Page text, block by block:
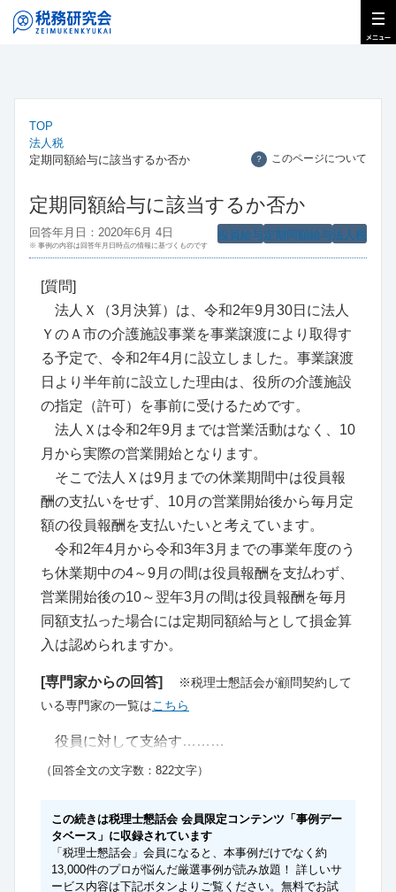
TOP
法人税
定期同額給与に該当するか否か
？ このページについて
定期同額給与に該当するか否か
法人税
定期同額給与
役員給与
回答年月日：2020年6月 4日
※ 事例の内容は回答年月日時点の情報に基づくものです
[質問]
法人Ｘ（3月決算）は、令和2年9月30日に法人
ＹのＡ市の介護施設事業を事業譲渡により取得す
る予定で、令和2年4月に設立しました。事業譲渡
日より半年前に設立した理由は、役所の介護施設
の指定（許可）を事前に受けるためです。
法人Ｘは令和2年9月までは営業活動はなく、10
月から実際の営業開始となります。
そこで法人Ｘは9月までの休業期間中は役員報
酬の支払いをせず、10月の営業開始後から毎月定
額の役員報酬を支払いたいと考えています。
令和2年4月から令和3年3月までの事業年度のう
ち休業期中の4～9月の間は役員報酬を支払わず、
営業開始後の10～翌年3月の間は役員報酬を毎月
同額支払った場合には定期同額給与として損金算
入は認められますか。
[専門家からの回答]
※税理士懇話会が顧問契約して
いる専門家の一覧はこちら
役員に対して支給す………
（回答全文の文字数：822文字）
この続きは税理士懇話会 会員限定コンテンツ「事例デー
タベース」に収録されています
「税理士懇話会」会員になると、本事例だけでなく約
13,000件のプロが悩んだ厳選事例が読み放題！ 詳しいサ
ービス内容は下記ボタンよりご覧ください。無料でお試